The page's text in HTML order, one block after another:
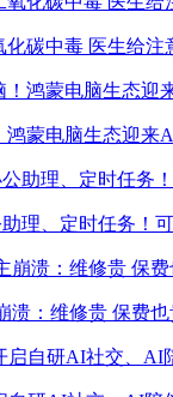
碳中毒 医生给注
蒙电脑生态迎来
理、定时任务！
溃：维修贵 保费也